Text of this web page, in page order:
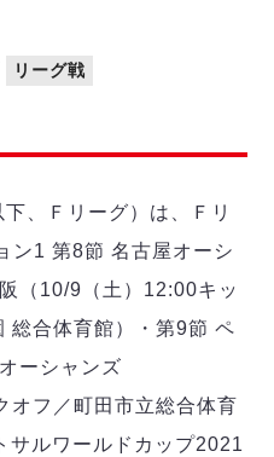
ーグ
功率
グカップ 2026
ーグ
リーグ戦
、Ｆリーグ）は、Ｆリ
ン1 第8節 名古屋オーシ
（10/9（土）12:00キッ
総合体育館）・第9節 ペ
ーシャンズ
オフ／町田市立総合体育
サルワールドカップ2021